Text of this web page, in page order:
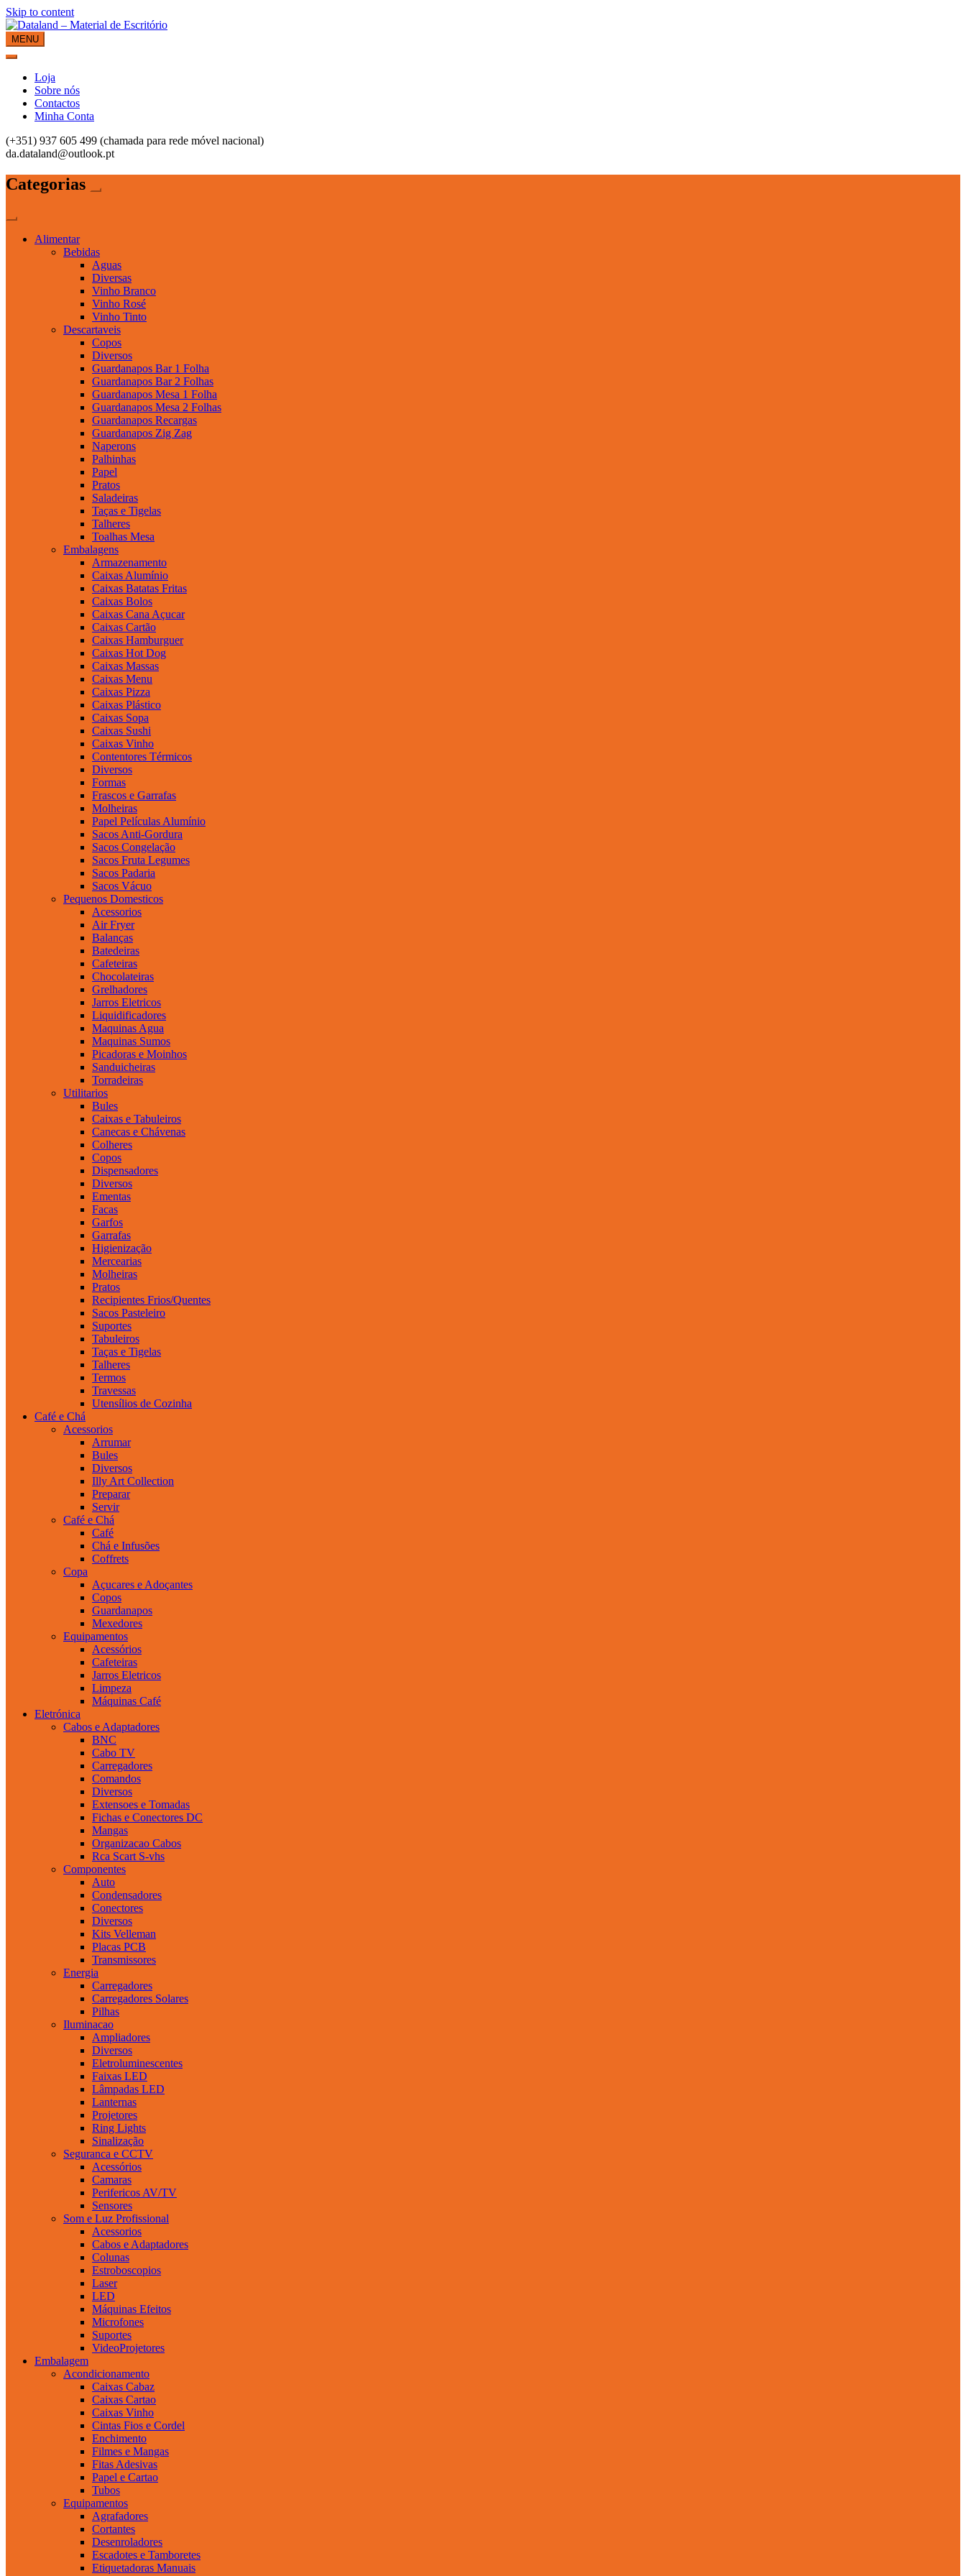
Skip to content
Dataland – Material de Escritório
Material de Escritório
MENU
Loja
Sobre nós
Contactos
Minha Conta
(+351) 937 605 499 (chamada para rede móvel nacional)
da.dataland@outlook.pt
Categorias
Alimentar
Bebidas
Aguas
Diversas
Vinho Branco
Vinho Rosé
Vinho Tinto
Descartaveis
Copos
Diversos
Guardanapos Bar 1 Folha
Guardanapos Bar 2 Folhas
Guardanapos Mesa 1 Folha
Guardanapos Mesa 2 Folhas
Guardanapos Recargas
Guardanapos Zig Zag
Naperons
Palhinhas
Papel
Pratos
Saladeiras
Taças e Tigelas
Talheres
Toalhas Mesa
Embalagens
Armazenamento
Caixas Alumínio
Caixas Batatas Fritas
Caixas Bolos
Caixas Cana Açucar
Caixas Cartão
Caixas Hamburguer
Caixas Hot Dog
Caixas Massas
Caixas Menu
Caixas Pizza
Caixas Plástico
Caixas Sopa
Caixas Sushi
Caixas Vinho
Contentores Térmicos
Diversos
Formas
Frascos e Garrafas
Molheiras
Papel Películas Alumínio
Sacos Anti-Gordura
Sacos Congelação
Sacos Fruta Legumes
Sacos Padaria
Sacos Vácuo
Pequenos Domesticos
Acessorios
Air Fryer
Balanças
Batedeiras
Cafeteiras
Chocolateiras
Grelhadores
Jarros Eletricos
Liquidificadores
Maquinas Agua
Maquinas Sumos
Picadoras e Moinhos
Sanduicheiras
Torradeiras
Utilitarios
Bules
Caixas e Tabuleiros
Canecas e Chávenas
Colheres
Copos
Dispensadores
Diversos
Ementas
Facas
Garfos
Garrafas
Higienização
Mercearias
Molheiras
Pratos
Recipientes Frios/Quentes
Sacos Pasteleiro
Suportes
Tabuleiros
Taças e Tigelas
Talheres
Termos
Travessas
Utensílios de Cozinha
Café e Chá
Acessorios
Arrumar
Bules
Diversos
Illy Art Collection
Preparar
Servir
Café e Chá
Café
Chá e Infusões
Coffrets
Copa
Açucares e Adoçantes
Copos
Guardanapos
Mexedores
Equipamentos
Acessórios
Cafeteiras
Jarros Eletricos
Limpeza
Máquinas Café
Eletrónica
Cabos e Adaptadores
BNC
Cabo TV
Carregadores
Comandos
Diversos
Extensoes e Tomadas
Fichas e Conectores DC
Mangas
Organizacao Cabos
Rca Scart S-vhs
Componentes
Auto
Condensadores
Conectores
Diversos
Kits Velleman
Placas PCB
Transmissores
Energia
Carregadores
Carregadores Solares
Pilhas
Iluminacao
Ampliadores
Diversos
Eletroluminescentes
Faixas LED
Lâmpadas LED
Lanternas
Projetores
Ring Lights
Sinalização
Seguranca e CCTV
Acessórios
Camaras
Perifericos AV/TV
Sensores
Som e Luz Profissional
Acessorios
Cabos e Adaptadores
Colunas
Estroboscopios
Laser
LED
Máquinas Efeitos
Microfones
Suportes
VideoProjetores
Embalagem
Acondicionamento
Caixas Cabaz
Caixas Cartao
Caixas Vinho
Cintas Fios e Cordel
Enchimento
Filmes e Mangas
Fitas Adesivas
Papel e Cartao
Tubos
Equipamentos
Agrafadores
Cortantes
Desenroladores
Escadotes e Tamboretes
Etiquetadoras Manuais